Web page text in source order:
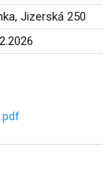
Jizerská 250